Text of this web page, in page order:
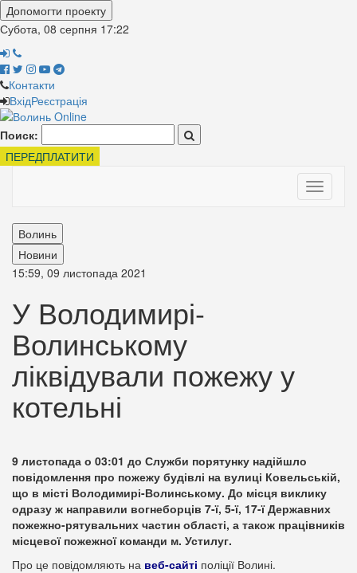
Допомогти проекту
Субота, 08 серпня 17:22
Контакти
ВхідРеєстрація
Поиск:
ПЕРЕДПЛАТИТИ
Toggle
Волинь
Новини
15:59, 09 листопада 2021
У Володимирі-
Волинському
ліквідували пожежу у
котельні
9 листопада о 03:01 до Служби порятунку надійшло
повідомлення про пожежу будівлі на вулиці Ковельській,
що в місті Володимирі-Волинському. До місця виклику
одразу ж направили вогнеборців 7-ї, 5-ї, 17-ї Державних
пожежно-рятувальних частин області, а також працівників
місцевої пожежної команди м. Устилуг.
Про це повідомляють на веб-сайті поліції Волині.